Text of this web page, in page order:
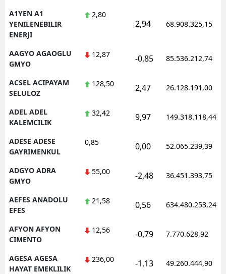
A1YEN A1
YENILENEBILIR
ENERJI
2,80
2,94 68.908.325,15
AAGYO AGAOGLU
GMYO
12,87 -0,85 85.536.212,74
ACSEL ACIPAYAM
SELULOZ
128,50 2,47 26.128.191,00
ADEL ADEL
KALEMCILIK
32,42 9,97 149.318.118,44
ADESE ADESE
GAYRIMENKUL
0,85 0,00 52.065.239,39
ADGYO ADRA
GMYO
55,00 -2,48 36.451.393,75
AEFES ANADOLU
EFES
21,58 0,56 634.480.253,24
AFYON AFYON
CIMENTO
12,56 -0,79 7.770.628,92
AGESA AGESA
HAYAT EMEKLILIK
236,00 -1,13 49.260.444,90